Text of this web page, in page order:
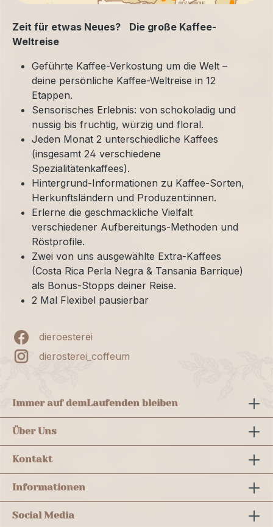
Zeit für etwas Neues? Die große Kaffee-
Weltreise
Geführte Kaffee-Verkostung um die Welt –
deine persönliche Kaffee-Weltreise in 12
Etappen.
Sensorisches Erlebnis: von schokoladig und
nussig bis fruchtig, würzig und floral.
Jeden Monat 2 unterschiedliche Kaffees
(insgesamt 24 verschiedene
Spezialitätenkaffees).
Hintergrund-Informationen zu Kaffee-Sorten,
Herkunftsländern und Produzent:innen.
Erlerne die geschmackliche Vielfalt
verschiedener Aufbereitungs-Methoden und
Röstprofile.
Zwei von uns ausgewählte Extra-Kaffees
(Costa Rica Perla Negra & Tansania Barrique)
als Bonus-Stopps deiner Reise.
2 Mal Flexibel pausierbar
dieroesterei
dierosterei_coffeum
Immer auf demLaufenden bleiben
Über Uns
Kontakt
Informationen
Social Media